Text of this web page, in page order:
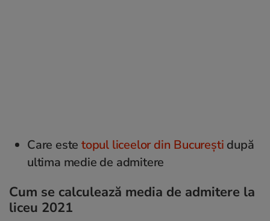
Care estetopul liceelor din București după
ultima medie de admitere
Cum se calculează media de admitere la
liceu 2021